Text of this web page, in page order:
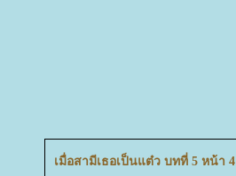
เมื่อสามีเธอเป็นแต๋ว บทที่ 5 หน้า 4